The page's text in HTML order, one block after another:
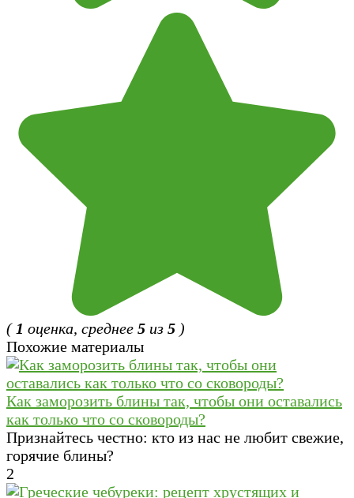
( 1 оценка, среднее 5 из 5 )
Похожие материалы
Как заморозить блины так, чтобы они оставались
как только что со сковороды?
Признайтесь честно: кто из нас не любит свежие,
горячие блины?
2